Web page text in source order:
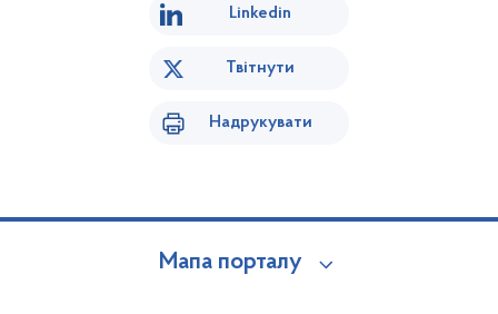
Linkedin
Твітнути
Надрукувати
Мапа порталу